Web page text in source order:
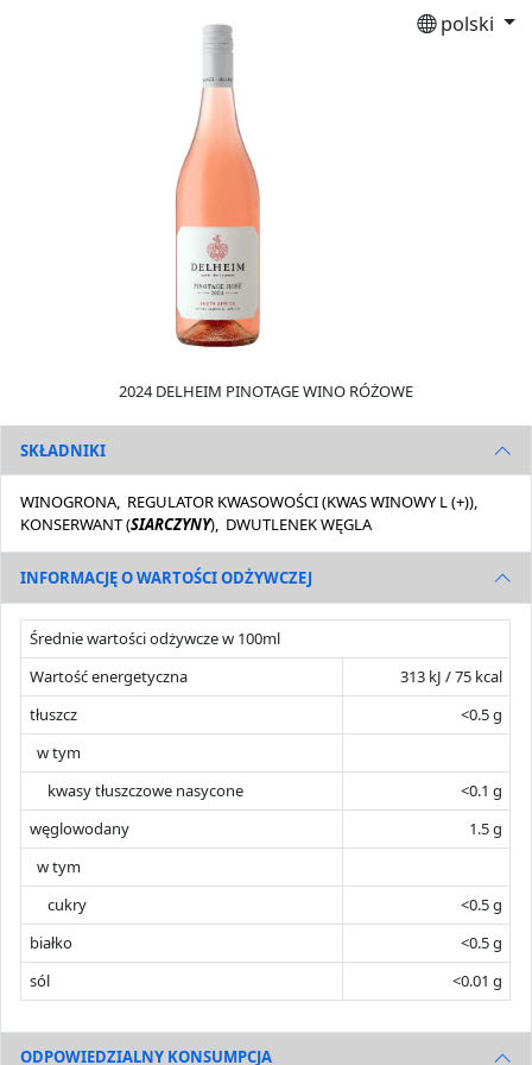
polski
2024 DELHEIM PINOTAGE WINO RÓŻOWE
SKŁADNIKI
WINOGRONA, REGULATOR KWASOWOŚCI (KWAS WINOWY L (+)),
KONSERWANT (SIARCZYNY), DWUTLENEK WĘGLA
INFORMACJĘ O WARTOŚCI ODŻYWCZEJ
Średnie wartości odżywcze w 100ml
Wartość energetyczna
313 kJ / 75 kcal
tłuszcz
<0.5 g
w tym
kwasy tłuszczowe nasycone
<0.1 g
węglowodany
1.5 g
w tym
cukry
<0.5 g
białko
<0.5 g
sól
<0.01 g
ODPOWIEDZIALNY KONSUMPCJA